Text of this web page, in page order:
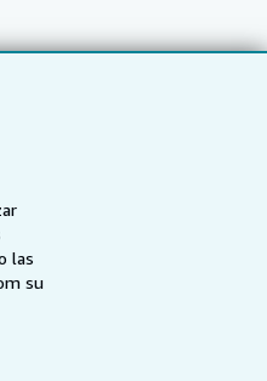
las
su